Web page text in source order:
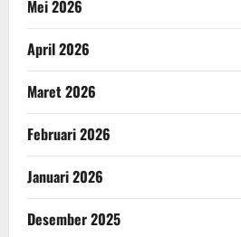
Mei 2026
April 2026
Maret 2026
Februari 2026
Januari 2026
Desember 2025